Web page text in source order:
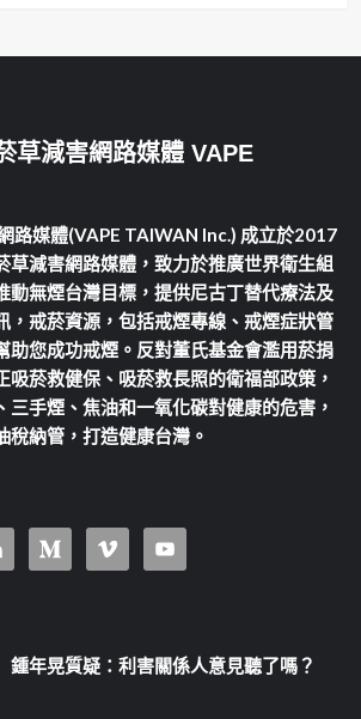
草減害網路媒體 VAPE
路媒體(VAPE TAIWAN Inc.) 成立於2017
草減害網路媒體，致力於推廣世界衛生組
動無煙台灣目標，提供尼古丁替代療法及
，戒菸資源，包括戒煙專線、戒煙症狀管
助您成功戒煙。反對董氏基金會濫用菸捐
吸菸救健保、吸菸救長照的衛福部政策，
三手煙、焦油和一氧化碳對健康的危害，
稅納管，打造健康台灣。
年晃質疑：利害關係人意見聽了嗎？